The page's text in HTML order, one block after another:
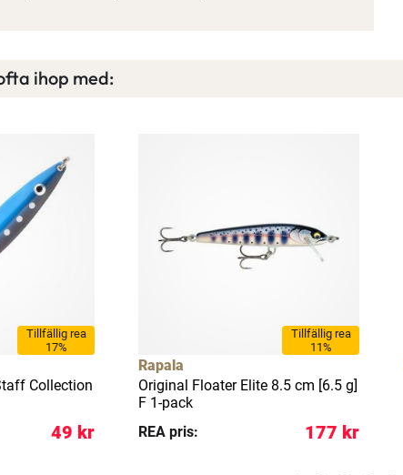
ihop med:
Tillfällig rea
17%
Collection
49 kr
Tillfällig rea
11%
Rapala
Original Floater Elite 8.5 cm [6.5 g]
F 1-pack
REA pris:
177 kr